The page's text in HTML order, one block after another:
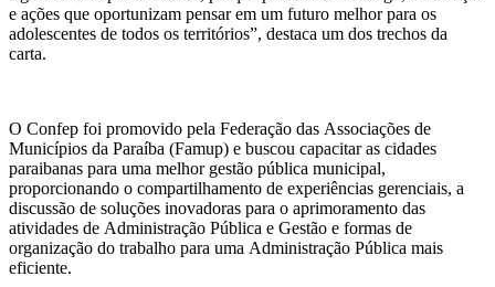
e ações que oportunizam pensar em um futuro melhor para os
adolescentes de todos os territórios”, destaca um dos trechos da
carta.
O Confep foi promovido pela Federação das Associações de
Municípios da Paraíba (Famup) e buscou capacitar as cidades
paraibanas para uma melhor gestão pública municipal,
proporcionando o compartilhamento de experiências gerenciais, a
discussão de soluções inovadoras para o aprimoramento das
atividades de Administração Pública e Gestão e formas de
organização do trabalho para uma Administração Pública mais
eficiente.